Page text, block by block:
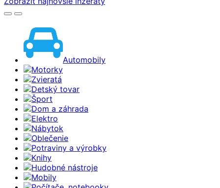
Automobily
Motorky
Zvieratá
Detský tovar
Šport
Dom a záhrada
Elektro
Nábytok
Oblečenie
Potraviny a výrobky
Knihy
Hudobné nástroje
Mobily